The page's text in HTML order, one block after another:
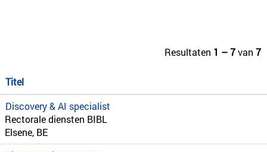
Resultaten 1 – 7van 7
Titel
Discovery & AI specialist
Rectorale diensten BIBL
Elsene, BE